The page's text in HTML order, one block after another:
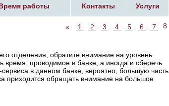
работы Контакты Услуги
« 1 2 3 4 5 6 7 8
отделения, обратите внимание на уровень
время, проводимое в банке, а иногда и сберечь
в данном банке, вероятно, большую часть
приходится обращать внимание на большое